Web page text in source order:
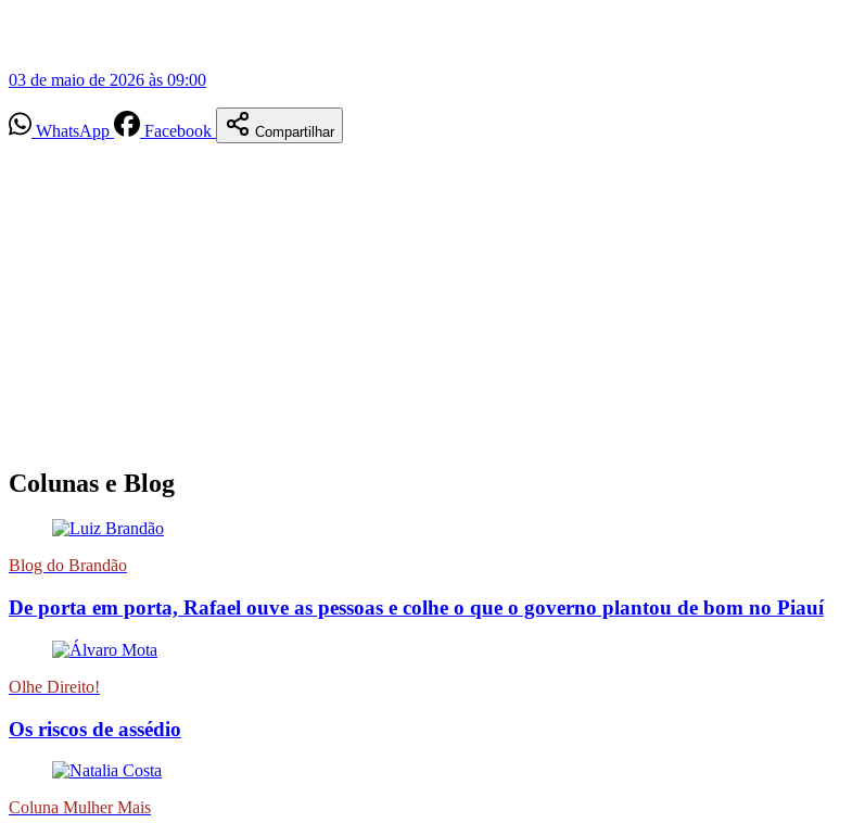
03 de maio de 2026 às 09:00
WhatsApp Facebook Compartilhar
Colunas e Blog
Blog do Brandão
De porta em porta, Rafael ouve as pessoas e colhe o que o governo plantou de bom no Piauí
Olhe Direito!
Os riscos de assédio
Coluna Mulher Mais